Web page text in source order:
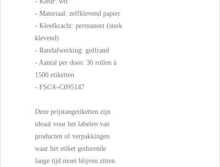
- Materiaal: zelfklevend papier
- Kleefkracht: permanent (sterk
klevend)
- Randafwerking: golfrand
- Aantal per doos: 36 rollen à
1500 etiketten
- FSC®-C095147
Deze prijstangetiketten zijn
ideaal voor het labelen van
producten of verpakkingen
waar het etiket gedurende
lange tijd moet blijven zitten